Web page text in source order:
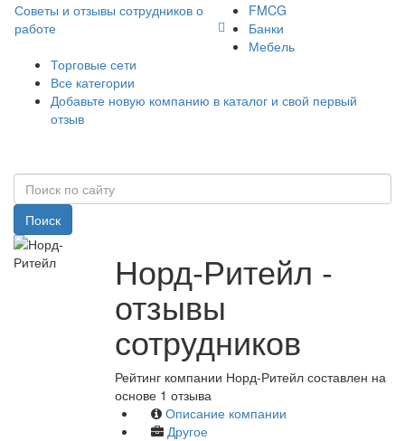
Советы и отзывы сотрудников о
работе
FMCG
Банки
Мебель
Торговые сети
Все категории
Добавьте новую компанию в каталог и свой первый
отзыв
Поиск
Норд-Ритейл -
отзывы
сотрудников
Рейтинг компании Норд-Ритейл составлен на
основе 1 отзыва
Описание компании
Другое